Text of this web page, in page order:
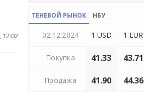
12:02
ТЕНЕВОЙ РЫНОК НБУ
02.12.2024 1 USD 1 EUR
Покупка 41.33 43.71
Продажа 41.90 44.36